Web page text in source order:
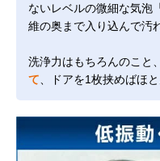
ないレベルの微細な気泡
維の奥まで入り込んで汚
洗浄力はもちろんのこと、
て 、ドアを1枚挟めばほ